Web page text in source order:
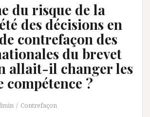
du risque de la
des décisions en
contrefaçon des
du brevet
allait-il changer les
compétence ?
Contrefaçon